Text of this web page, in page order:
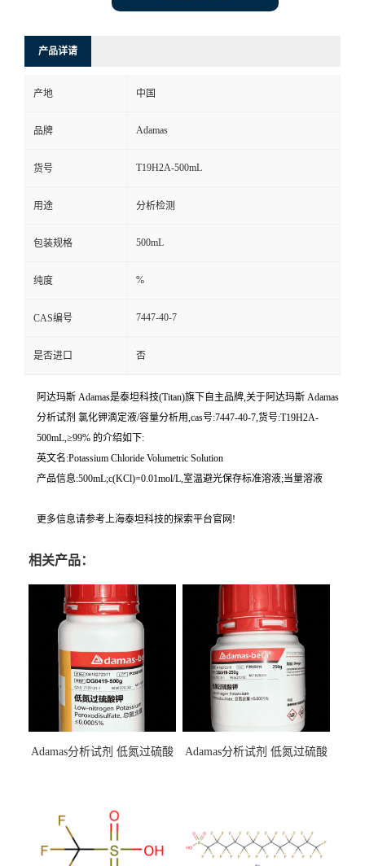
产品详请
产地 中国
品牌 Adamas
货号 T19H2A-500mL
用途 分析检测
包装规格 500mL
纯度 %
CAS编号 7447-40-7
是否进口 否
阿达玛斯 Adamas是泰坦科技(Titan)旗下自主品牌,关于阿达玛斯 Adamas
分析试剂 氯化钾滴定液/容量分析用,cas号:7447-40-7,货号:T19H2A-
500mL,≥99% 的介绍如下:
英文名:Potassium Chloride Volumetric Solution
产品信息:500mL;c(KCl)=0.01mol/L,室温避光保存标准溶液;当量溶液
更多信息请参考上海泰坦科技的探索平台官网!
相关产品：
Adamas分析试剂 低氮过硫酸
（泰坦现货供应）
Adamas分析试剂 低氮过硫酸